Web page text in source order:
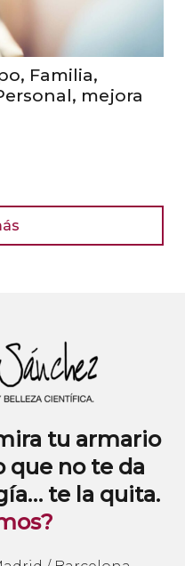
fuerte y
tu armario
que no te da
te la quita.